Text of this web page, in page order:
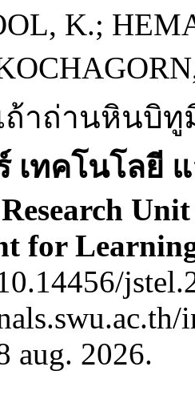
K.;
ถ้าถ่านหินบิ
เทคโนโลยี
for
aug. 2026.